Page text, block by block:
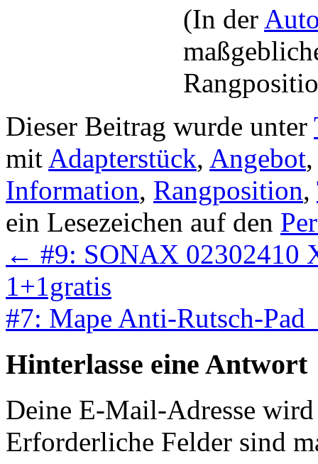
(In der
Dieser Beitrag wurde unter
mit Adapterstück, Angebot
Information, Rangposition,
ein Lesezeichen auf den
← #9: SONAX 02302410
1+1gratis
#7: Mape Anti-Rutsch-Pad
Hinterlasse eine Antwort
Deine E-Mail-Adresse
Erforderliche Felder sind